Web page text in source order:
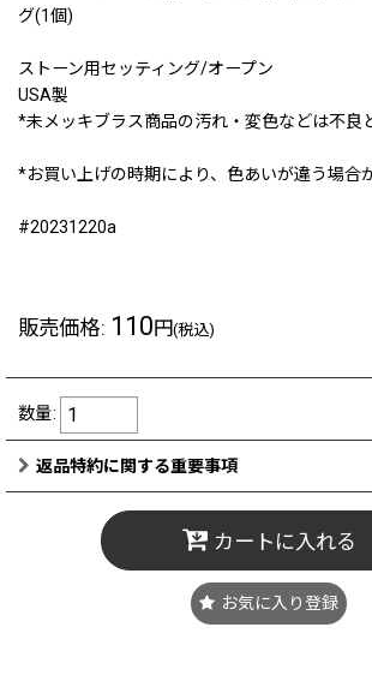
グ(1個)
ストーン用セッティング/オープン
USA製
*未メッキブラス商品の汚れ・変色などは不良
*お買い上げの時期により、色あいが違う場合
#20231220a
販売価格: 110円(税込)
数量:
返品特約に関する重要事項
カートに入れる
お気に入り登録